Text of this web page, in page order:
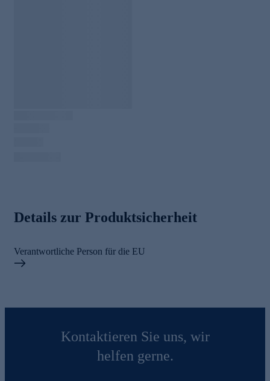
Details zur Produktsicherheit
Verantwortliche Person für die EU
Kontaktieren Sie uns, wir
helfen gerne.